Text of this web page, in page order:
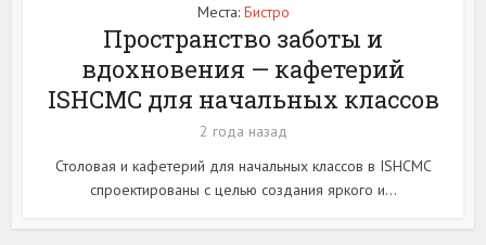
Места: Бистро
Пространство заботы и
вдохновения — кафетерий
ISHCMC для начальных классов
2 года назад
Столовая и кафетерий для начальных классов в ISHCMC
спроектированы с целью создания яркого и...